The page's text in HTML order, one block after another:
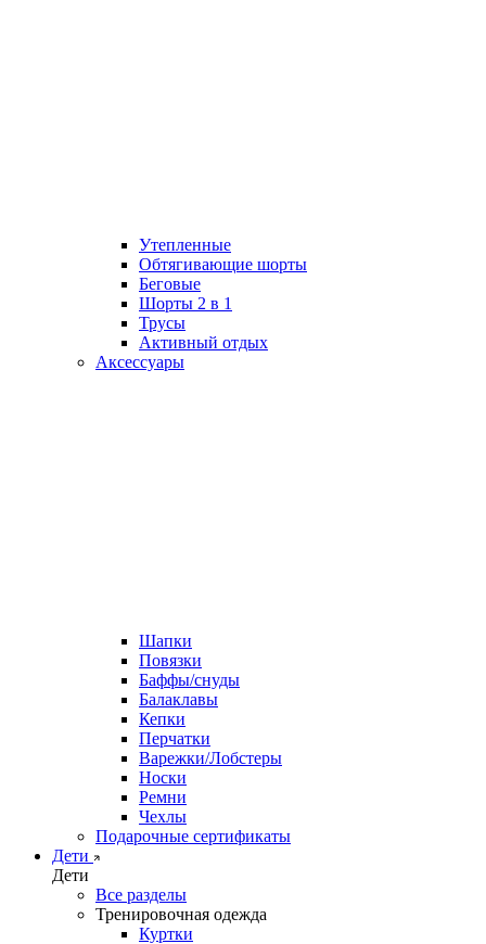
Утепленные
Обтягивающие шорты
Беговые
Шорты 2 в 1
Трусы
Активный отдых
Аксессуары
Шапки
Повязки
Баффы/снуды
Балаклавы
Кепки
Перчатки
Варежки/Лобстеры
Носки
Ремни
Чехлы
Подарочные сертификаты
Дети
Дети
Все разделы
Тренировочная одежда
Куртки